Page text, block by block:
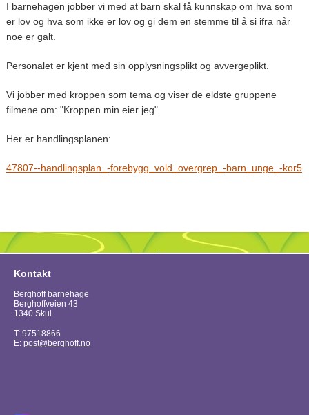
I barnehagen jobber vi med at barn skal få kunnskap om hva som
er lov og hva som ikke er lov og gi dem en stemme til å si ifra når
noe er galt.
Personalet er kjent med sin opplysningsplikt og avvergeplikt.
Vi jobber med kroppen som tema og viser de eldste gruppene
filmene om: "Kroppen min eier jeg".
Her er handlingsplanen:
47807--handlingsplan_-forebygg_vold_overgrep_-barn_unge_-kor5
Kontakt
Berghoff barnehage
Berghoffveien 43
1340 Skui
T: 97518866
E: post@berghoff.no